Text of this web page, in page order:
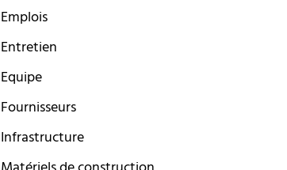
Emplois
Entretien
Equipe
Fournisseurs
Infrastructure